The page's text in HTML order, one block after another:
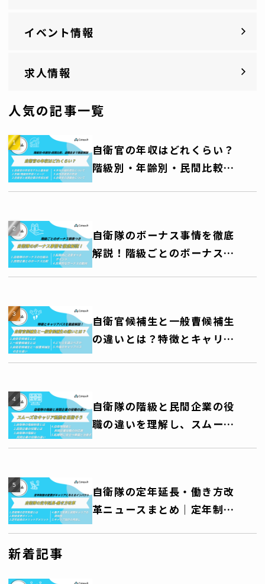
イベント情報
求人情報
人気の記事一覧
自衛官の年収はどれくらい？
階級別・年齢別・民間比較、
退職金まで徹底解説
自衛隊のボーナス事情を徹底
解説！階級ごとのボーナス額
一覧表つき
自衛官候補生と一般曹候補生
の違いとは？特徴とキャリア
パスを徹底解説！
自衛隊の階級と民間企業の役
職の違いを理解し、スムーズ
なキャリア転換を目指そう
自衛隊の定年延長・働き方改
革ニュースまとめ｜定年制度
の変更がキャリアに与えるイ
新着記事